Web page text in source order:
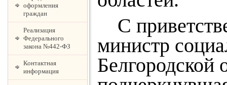
оформления
граждан
Реализация
Федерального
закона №442-ФЗ
Контактная
информация
С
министр
Белгородской